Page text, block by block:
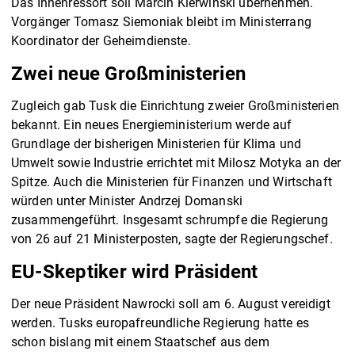
Vorgänger Tomasz Siemoniak bleibt im Ministerrang
Koordinator der Geheimdienste.
Zwei neue Großministerien
Zugleich gab Tusk die Einrichtung zweier Großministerien
bekannt. Ein neues Energieministerium werde auf
Grundlage der bisherigen Ministerien für Klima und
Umwelt sowie Industrie errichtet mit Milosz Motyka an der
Spitze. Auch die Ministerien für Finanzen und Wirtschaft
würden unter Minister Andrzej Domanski
zusammengeführt. Insgesamt schrumpfe die Regierung
von 26 auf 21 Ministerposten, sagte der Regierungschef.
EU-Skeptiker wird Präsident
Der neue Präsident Nawrocki soll am 6. August vereidigt
werden. Tusks europafreundliche Regierung hatte es
schon bislang mit einem Staatschef aus dem